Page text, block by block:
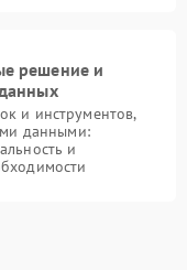
решение и
и инструментов,
данными:
и